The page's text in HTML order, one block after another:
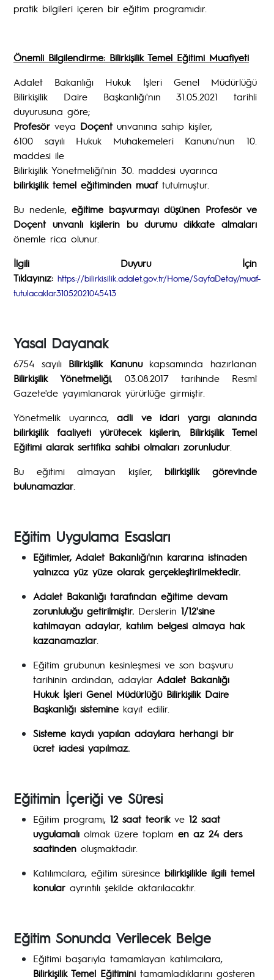
pratik bilgileri içeren bir eğitim programıdır.
Önemli Bilgilendirme: Bilirkişilik Temel Eğitimi Muafiyeti
Adalet Bakanlığı Hukuk İşleri Genel Müdürlüğü
Bilirkişilik Daire Başkanlığı'nın 31.05.2021 tarihli
duyurusuna göre;
Profesör veya Doçentunvanına sahip kişiler,
6100 sayılı Hukuk Muhakemeleri Kanunu'nun 10.
maddesi ile
Bilirkişilik Yönetmeliği'nin 30. maddesi uyarınca
bilirkişilik temel eğitiminden muaftutulmuştur.
Bu nedenle, eğitime başvurmayı düşünen Profesör ve
Doçent unvanlı kişilerin bu durumu dikkate almaları
önemle rica olunur.
İlgili Duyuru İçin
Tıklayınız: https://bilirkisilik.adalet.gov.tr/Home/SayfaDetay/muaf-
tutulacaklar31052021045413
Yasal Dayanak
6754 sayılı Bilirkişilik Kanunukapsamında hazırlanan
Bilirkişilik Yönetmeliği, 03.08.2017 tarihinde Resmî
Gazete'de yayımlanarak yürürlüğe girmiştir.
Yönetmelik uyarınca, adli ve idari yargı alanında
bilirkişilik faaliyeti yürütecek kişilerin, Bilirkişilik Temel
Eğitimi alarak sertifika sahibi olmaları zorunludur
Bu eğitimi almayan kişiler, bilirkişilik görevinde
bulunamazlar
Eğitim Uygulama Esasları
Eğitimler, Adalet Bakanlığı'nın kararına istinaden
yalnızca yüz yüze olarak gerçekleştirilmektedir.
Adalet Bakanlığı tarafından eğitime devam
zorunluluğu getirilmiştir. Derslerin 1/12'sine
katılmayan adaylar, katılım belgesi almaya hak
kazanamazlar
Eğitim grubunun kesinleşmesi ve son başvuru
tarihinin ardından, adaylar Adalet Bakanlığı
Hukuk İşleri Genel Müdürlüğü Bilirkişilik Daire
Başkanlığı sistemine kayıt edilir.
Sisteme kaydı yapılan adaylara herhangi bir
ücret iadesi yapılmaz.
Eğitimin İçeriği ve Süresi
Eğitim programı, 12 saat teorikve 12 saat
uygulamalı olmak üzere toplam en az 24 ders
saatinden oluşmaktadır.
Katılımcılara, eğitim süresince bilirkişilikle ilgili temel
konular ayrıntılı şekilde aktarılacaktır.
Eğitim Sonunda Verilecek Belge
Eğitimi başarıyla tamamlayan katılımcılara,
Bilirkişilik Temel Eğitimini tamamladıklarını gösteren